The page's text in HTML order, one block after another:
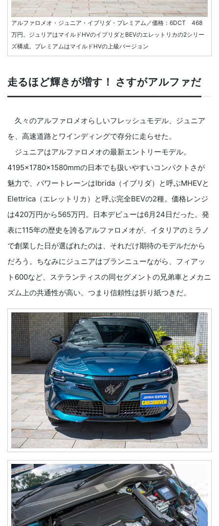
アルファロメオ・ジュニア・イブリダ・プレミアム／価格：6DCT 468
万円。ジュリアはマイルドHVのイブリダとBEVのエレットリカの2シリー
ズ構成。プレミアムはマイルドHVの上級バージョン
走るほど輝きが増す！ さすがアルファだ
久々のアルファロメオらしいフレッシュモデル、ジュニア
を、高速道路とワインディングで存分に走らせた。
ジュニアはアルファロメオの最新エントリーモデル。
4195×1780×1580mmの日本でも扱いやすいコンパクトさが
魅力で、パワートレーンはIbrida（イブリダ）と呼ぶMHEVと
Elettrica（エレットリカ）と呼ぶ完全BEVの2種。価格レンジ
は420万円から565万円。日本デビューは6月24日だった。発
表に115年の歴史を誇るアルファロメオが、イタリアのミラノ
で創業した日が選ばれたのは、それだけ期待のモデルだから
だろう。ちなみにジュニアはブランニューながら、フィアッ
ト600など、ステランティスの同セグメントの兄弟車とメカニ
ズム上の共通性が高い。つまり信頼性は折り紙つきだ。